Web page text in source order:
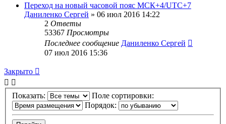
Переход на новый часовой пояс МСК+4/UTC+7
Даниленко Сергей » 06 июл 2016 14:22
2 Ответы
53367 Просмотры
Последнее сообщение Даниленко Сергей
07 июл 2016 15:36
Закрыто
Показать:
Поле сортировки:
Порядок: